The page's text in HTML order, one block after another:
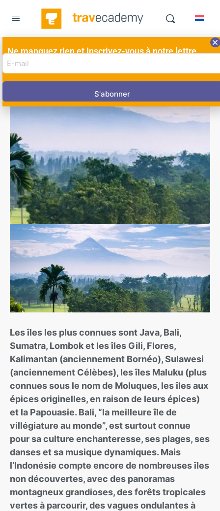
Les îles les plus connues sont Java, Bali,
Sumatra, Lombok et les îles Gili, Flores,
Kalimantan (anciennement Bornéo), Sulawesi
(anciennement Célèbes), les îles Maluku (plus
connues sous le nom de Moluques, les îles aux
épices originelles, en raison de leurs épices)
et la Papouasie. Bali, “la meilleure île de
villégiature au monde”, est surtout connue
pour sa culture enchanteresse, ses plages, ses
danses et sa musique dynamiques. Mais
l’Indonésie compte encore de nombreuses îles
non découvertes, avec des panoramas
montagneux grandioses, des forêts tropicales
vertes à parcourir, des vagues ondulantes à
Ne manquez rien et inscrivez-vous à notre lettre
d'information ici!
E-
mail
adres